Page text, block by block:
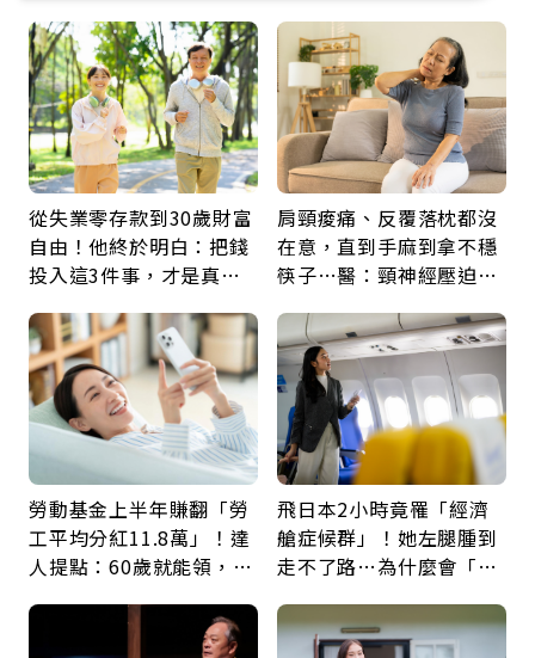
從失業零存款到30歲財富
自由！他終於明白：把錢
投入這3件事，才是真正
肩頸痠痛、反覆落枕都沒
在意，直到手麻到拿不穩
筷子…醫：頸神經壓迫上
鍵
勞動基金上半年賺翻「勞
工平均分紅11.8萬」！達
人提點：60歲就能領，重
飛日本2小時竟罹「經濟
艙症候群」！她左腿腫到
走不了路…為什麼會「靜
注意